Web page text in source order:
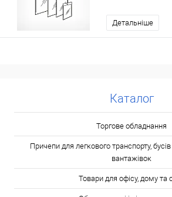
Детальніше
Каталог
Торгове обладнання
Причепи для легкового транспорту,
вантажівок
Товари для офісу, дому та